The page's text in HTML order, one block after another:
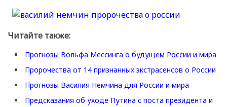
Читайте также:
Прогнозы Вольфа Мессинга о будущем России и мира
Пророчества от 14 признанных экстрасенсов о России
Прогнозы Василия Немчина для России и мира
Предсказания об уходе Путина с поста президента и